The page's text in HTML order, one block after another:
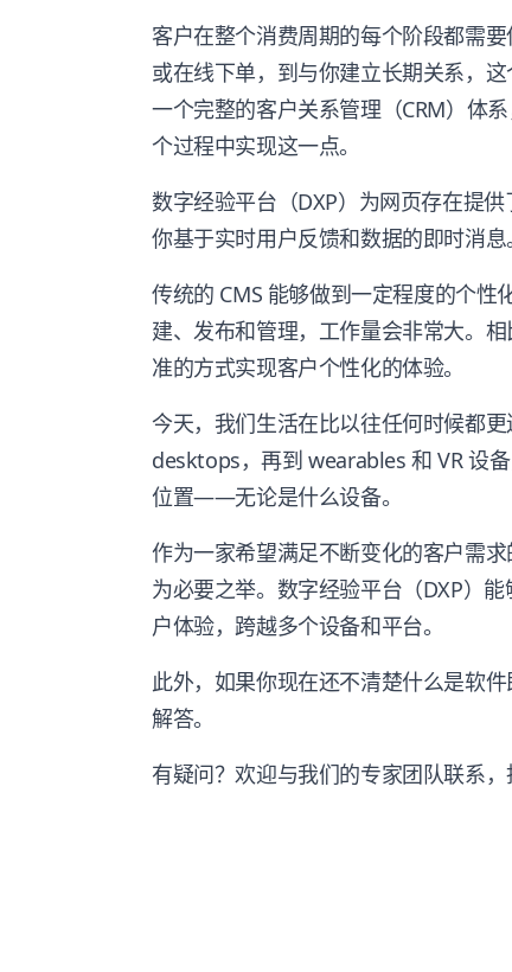
客户在整个消费周期的每个阶段都需
或在线下单，到与你建立长期关系，
一个完整的客户关系管理（CRM）体
个过程中实现这一点。
数字经验平台（DXP）为网页存在提
你基于实时用户反馈和数据的即时消息
传统的 CMS 能够做到一定程度的个
建、发布和管理，工作量会非常大。
准的方式实现客户个性化的体验。
今天，我们生活在比以往任何时候都
desktops，再到 wearables 和 VR 设
位置——无论是什么设备。
作为一家希望满足不断变化的客户需
为必要之举。数字经验平台（DXP）
户体验，跨越多个设备和平台。
此外，如果你现在还不清楚什么是软
解答。
有疑问？欢迎与我们的专家团队联系，